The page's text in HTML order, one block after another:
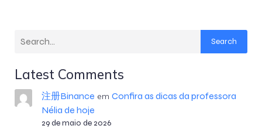
Search
Latest Comments
注册Binance em Confira as dicas da professora
Nélia de hoje
29 de maio de 2026